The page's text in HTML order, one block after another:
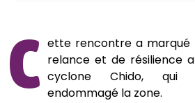
C ette rencontre a
relance et de résilience
cyclone Chido, qui
endommagé la zone.